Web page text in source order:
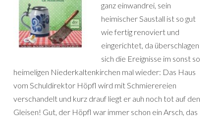
ganz einwandrei, sein
heimischer Saustall ist so gut
wie fertig renoviert und
eingerichtet, da überschlagen
sich die Ereignisse im sonst so
heimeligen Niederkaltenkirchen mal wieder: Das Haus
vom Schuldirektor Höpfl wird mit Schmierereien
verschandelt und kurz drauf liegt er auh noch tot auf den
Gleisen! Gut, der Höpfl war immer schon ein Arsch, das